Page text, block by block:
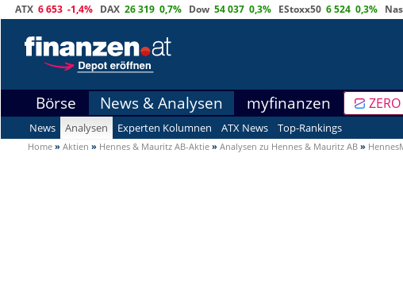
ATX 6 653 -1,4% DAX 26 319 0,7% Dow 54 037 0,3% EStoxx50 6 524 0,3%
Börse News & Analysen myfinanzen
News Analysen Experten Kolumnen ATX News Top-Rankings
Home » Aktien » Hennes & Mauritz AB-Aktie » Analysen zu Hennes & Mauritz AB »